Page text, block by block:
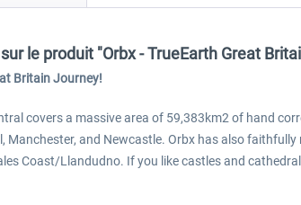
le produit "Orbx - TrueEarth Great
Britain Journey!
covers a massive area of 59,383km2 of hand
Manchester, and Newcastle. Orbx has also
Coast/Llandudno. If you like castles and